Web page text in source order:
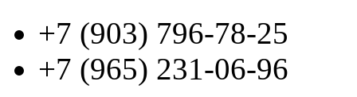
+7 (903) 796-78-25
+7 (965) 231-06-96